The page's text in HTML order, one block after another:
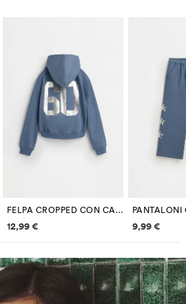
FELPA CROPPED CON CAPPUCCIO
Informazioni sui prezzi
12,99 € 9,99 €